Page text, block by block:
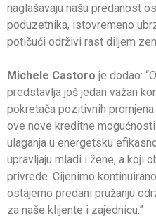
naglašavaju našu predanost
poduzetnika, istovremeno
potičući održivi rast diljem
Michele Castoro je dodao:
predstavlja još jedan važan
pokretača pozitivnih
ove nove kreditne
ulaganja u energetsku
upravljaju mladi i žene, a koji
privrede. Cijenimo
ostajemo predani pružanju
za naše klijente i zajednicu.”